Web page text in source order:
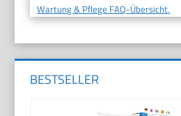
Wartung & Pflege FAQ-Übersicht.
BESTSELLER